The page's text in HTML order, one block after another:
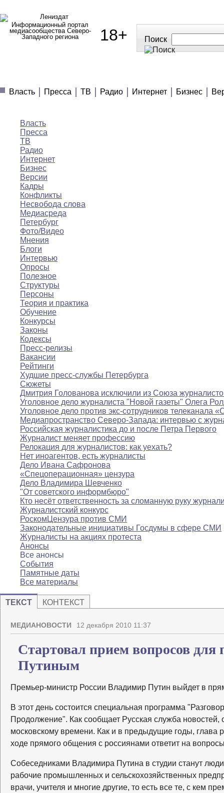
Информационный портал
медиасообщества Северо-
Западного региона
18+ Поиск
Власть
Пресса ТВ Радио Интернет Бизнес
Власть
Пресса
ТВ
Радио
Интернет
Бизнес
Версии
Кадры
Конфликты
Несвобода слова
Медиасреда
Петербург
Фото/Видео
Мнения
Блоги
Интервью
Опросы
Полезное
Структуры
Персоны
Теория и практика
Обучение
Конкурсы
Законы
Кодексы
Пресс-релизы
Вакансии
Рейтинги
Худшие пресс-службы Петербурга
Сюжеты
Дмитрия Голованова исключили из Союза
Уголовное дело журналиста "Новой газеты" Олега
Уголовное дело против экс-сотрудников телеканала
Медиапространство Северо-Запада: интервью с
Российская журналистика до и после Петра Первого
Журналист меняет профессию
Релокация для журналистов: как уехать?
Нет иноагентов, есть журналисты
Дело Ивана Сафронова
«Спецоперационная» цензура
Дело Владимира Шевченко
"От советского информбюро"
Кто несёт ответственность за сломанную руку
Журналистский конкурс
РоскомЦензура против СМИ
Законодательные инициативы Госдумы в сфере СМИ
Журналисты на акциях протеста
Анонсы
Все анонсы
События
Памятные даты
Все материалы
ТЕКСТ КОНТЕКСТ
МЕДИАНОВОСТИ 12 декабря 2010 11:37
Стартовал прием вопросов для
Путиным
Премьер-министр России Владимир Путин выйдет в
В этот день состоится специальная программа
Продолжение". Как сообщает Русская служба новостей,
московскому времени. Как и в предыдущие годы, глава
ходе прямого общения с россиянами ответит на
Собеседниками Владимира Путина в студии станут
рабочие промышленных и сельскохозяйственных
врачи, учителя и многие другие, то есть все те, с кем